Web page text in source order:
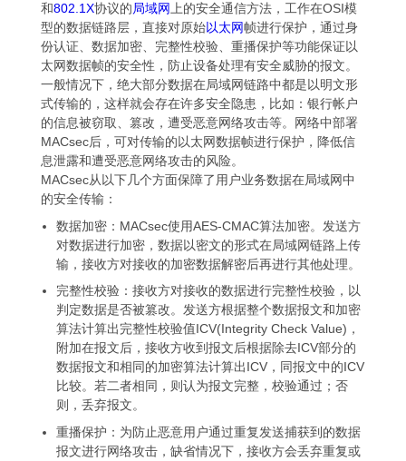
和802.1X协议的局域网上的安全通信方法，工作在OSI模
型的数据链路层，直接对原始以太网帧进行保护，通过身
份认证、数据加密、完整性校验、重播保护等功能保证以
太网数据帧的安全性，防止设备处理有安全威胁的报文。
一般情况下，绝大部分数据在局域网链路中都是以明文形
式传输的，这样就会存在许多安全隐患，比如：银行帐户
的信息被窃取、篡改，遭受恶意网络攻击等。网络中部署
MACsec后，可对传输的以太网数据帧进行保护，降低信
息泄露和遭受恶意网络攻击的风险。
MACsec从以下几个方面保障了用户业务数据在局域网中
的安全传输：
数据加密：MACsec使用AES-CMAC算法加密。发送方
对数据进行加密，数据以密文的形式在局域网链路上传
输，接收方对接收的加密数据解密后再进行其他处理。
完整性校验：接收方对接收的数据进行完整性校验，以
判定数据是否被篡改。发送方根据整个数据报文和加密
算法计算出完整性校验值ICV(Integrity Check Value)，
附加在报文后，接收方收到报文后根据除去ICV部分的
数据报文和相同的加密算法计算出ICV，同报文中的ICV
比较。若二者相同，则认为报文完整，校验通过；否
则，丢弃报文。
重播保护：为防止恶意用户通过重复发送捕获到的数据
报文进行网络攻击，缺省情况下，接收方会丢弃重复或